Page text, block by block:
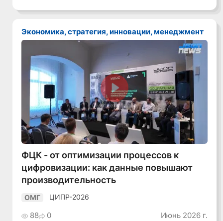
Экономика, стратегия, инновации, менеджмент
Смотреть видео
ФЦК - от оптимизации процессов к
цифровизации: как данные повышают
производительность
ОМГ ЦИПР-2026
88 0 Июнь 2026 г.